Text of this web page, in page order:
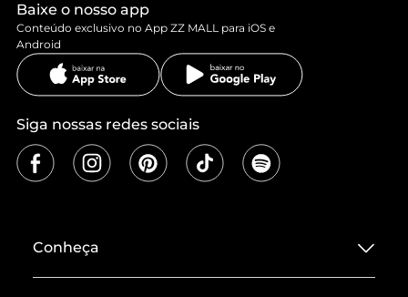
Baixe o nosso app
Conteúdo exclusivo no App ZZ MALL para iOS e
Android
Siga nossas redes sociais
Conheça